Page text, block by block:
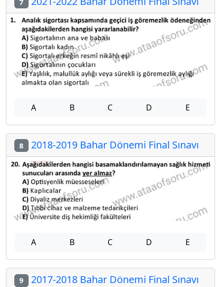
7
A B C D E
8 2018-2019 Bahar Dönemi Final Sınavı
A B C D E
9 2017-2018 Bahar Dönemi Final Sınavı